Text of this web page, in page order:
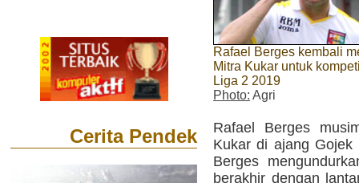
Cerita Pendek
Rafael Berges kembali
Mitra Kukar untuk
Liga 2 2019
Photo: Agri
Rafael Berges
Kukar di ajang
Berges
berakhir dengan